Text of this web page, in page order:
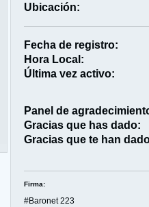
Ubicación:
Fecha de registro:
Hora Local:
Última vez activo:
Panel de
Gracias que has dado:
Gracias que te han
Firma:
#Baronet 223